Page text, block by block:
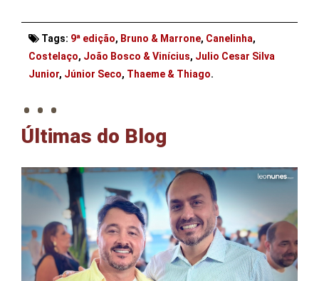
Tags: 9ª edição, Bruno & Marrone, Canelinha,
Costelaço, João Bosco & Vinícius, Julio Cesar Silva
Junior, Júnior Seco, Thaeme & Thiago.
. . .
Últimas do Blog